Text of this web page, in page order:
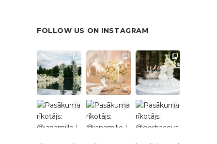
FOLLOW US ON INSTAGRAM